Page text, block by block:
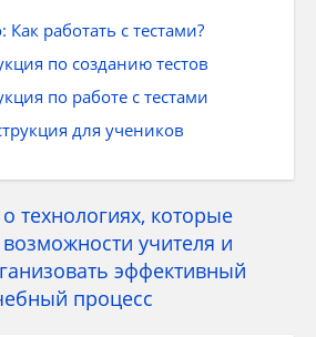
Как работать с тестами?
по созданию тестов
по работе с тестами
для учеников